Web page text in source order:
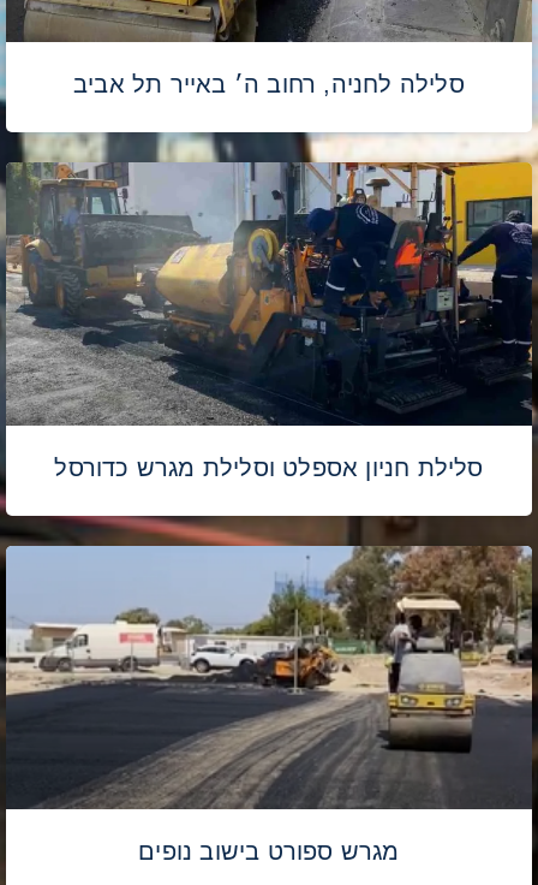
סלילה לחניה, רחוב ה׳ באייר תל אביב
סלילת חניון אספלט וסלילת מגרש כדורסל
מגרש ספורט בישוב נופים